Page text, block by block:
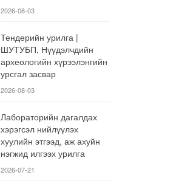
2026-08-03
Тендерийн урилга |
ШУТУБП, Нүүдэлчдийн
археологийн хүрээлэнгийн
урсгал засвар
2026-08-03
Лабораторийн дагалдах
хэрэгсэл нийлүүлэх
хуулийн этгээд, аж ахуйн
нэгжид илгээх урилга
2026-07-21